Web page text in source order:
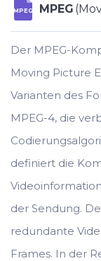
MPEG MPEG
Der MPEG-
Moving Picture
Varianten des
MPEG-4, die
definiert die
der Sendung.
redundante
Frames. In der